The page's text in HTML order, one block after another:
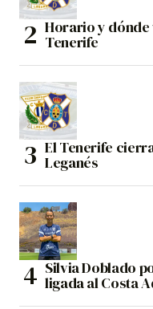
Horario y dónde
Tenerife
El Tenerife
Leganés
Silvia Doblado
ligada al Costa